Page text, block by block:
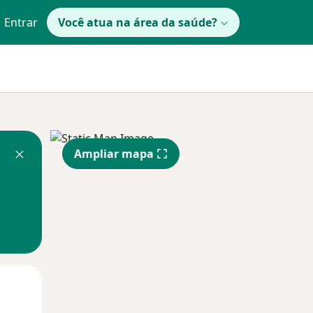
Entrar Você atua na área da saúde?
Ampliar mapa